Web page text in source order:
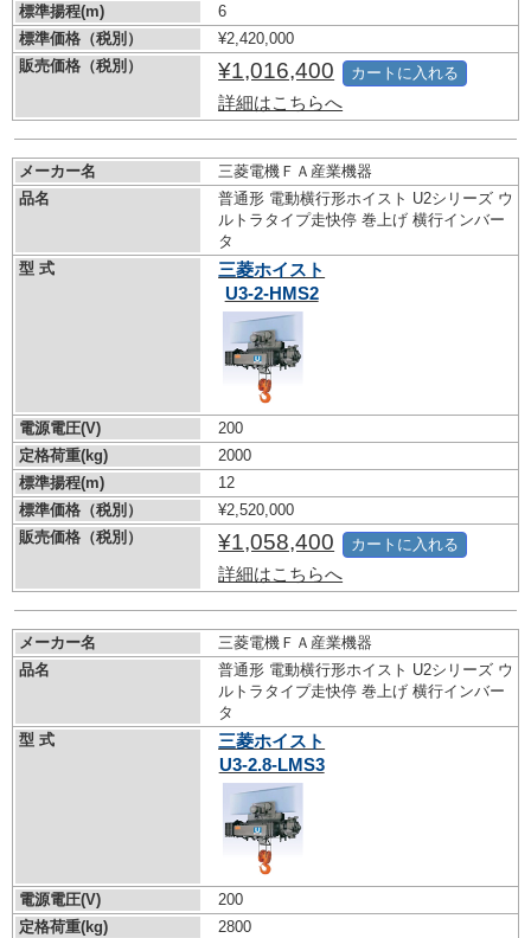
標準揚程(m)
6
標準価格（税別）
¥2,420,000
販売価格（税別）
¥1,016,400
詳細はこちらへ
カートに入れる
メーカー名
三菱電機ＦＡ産業機器
品名
普通形 電動横行形ホイスト U2シリーズ ウ
ルトラタイプ走快停 巻上げ 横行インバー
タ
型 式
三菱ホイスト
U3-2-HMS2
電源電圧(V)
200
定格荷重(kg)
2000
標準揚程(m)
12
標準価格（税別）
¥2,520,000
販売価格（税別）
¥1,058,400
詳細はこちらへ
カートに入れる
メーカー名
三菱電機ＦＡ産業機器
品名
普通形 電動横行形ホイスト U2シリーズ ウ
ルトラタイプ走快停 巻上げ 横行インバー
タ
型 式
三菱ホイスト
U3-2.8-LMS3
電源電圧(V)
200
定格荷重(kg)
2800